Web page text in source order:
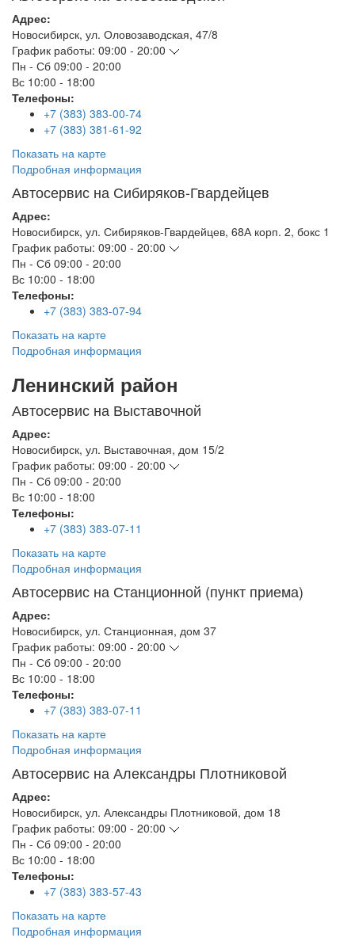
Адрес:
Новосибирск, ул. Оловозаводская, 47/8
График работы: 09:00 - 20:00
Пн - Сб 09:00 - 20:00
Вс 10:00 - 18:00
Телефоны:
+7 (383) 383-00-74
+7 (383) 381-61-92
Показать на карте
Подробная информация
Автосервис на Сибиряков-Гвардейцев
Адрес:
Новосибирск, ул. Сибиряков-Гвардейцев, 68А корп. 2, бокс 1
График работы: 09:00 - 20:00
Пн - Сб 09:00 - 20:00
Вс 10:00 - 18:00
Телефоны:
+7 (383) 383-07-94
Показать на карте
Подробная информация
Ленинский район
Автосервис на Выставочной
Адрес:
Новосибирск, ул. Выставочная, дом 15/2
График работы: 09:00 - 20:00
Пн - Сб 09:00 - 20:00
Вс 10:00 - 18:00
Телефоны:
+7 (383) 383-07-11
Показать на карте
Подробная информация
Автосервис на Станционной (пункт приема)
Адрес:
Новосибирск, ул. Станционная, дом 37
График работы: 09:00 - 20:00
Пн - Сб 09:00 - 20:00
Вс 10:00 - 18:00
Телефоны:
+7 (383) 383-07-11
Показать на карте
Подробная информация
Автосервис на Александры Плотниковой
Адрес:
Новосибирск, ул. Александры Плотниковой, дом 18
График работы: 09:00 - 20:00
Пн - Сб 09:00 - 20:00
Вс 10:00 - 18:00
Телефоны:
+7 (383) 383-57-43
Показать на карте
Подробная информация